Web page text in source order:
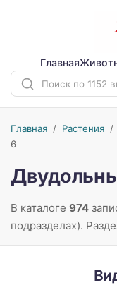
Главная
Главная / Растения /
6
В каталоге 974
подразделах).